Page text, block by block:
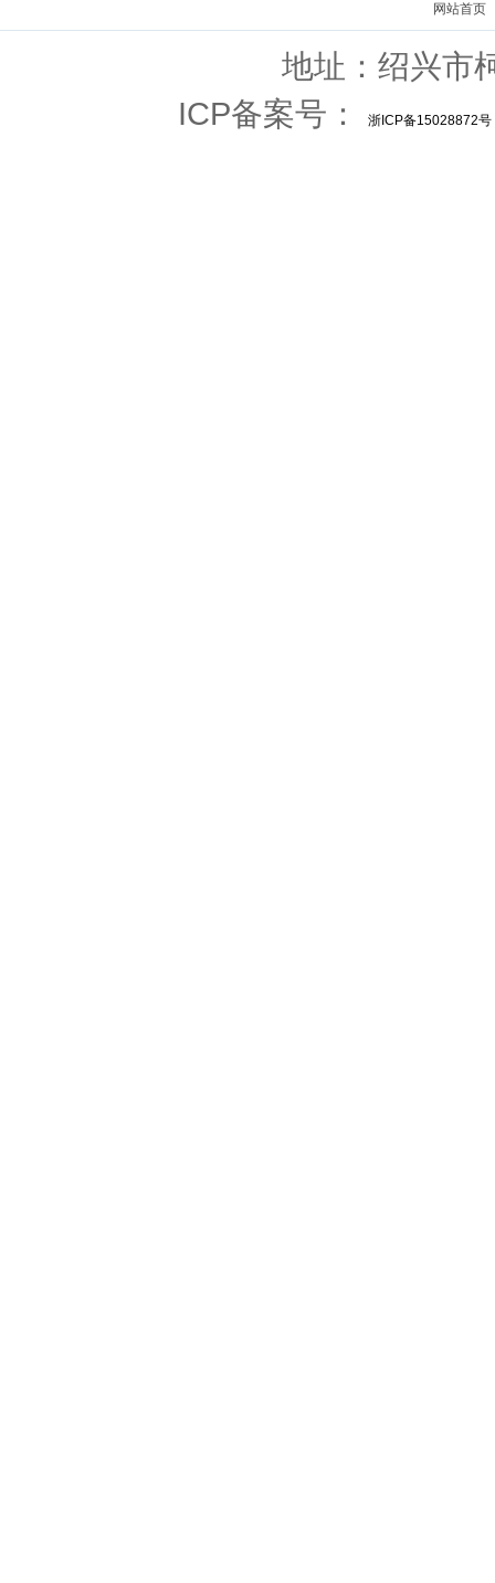
网站首页
地址：绍兴市
ICP备案号：
浙ICP备15028872号